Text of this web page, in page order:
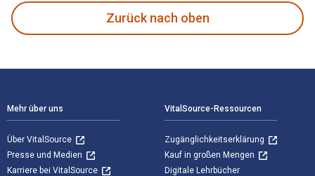
Zurück nach oben
Mehr über uns
Über VitalSource
Presse und Medien
Karriere bei VitalSource
VitalSource-Ressourcen
Zugänglichkeitserklärung
Kauf in großen Mengen
Digitale Lehrbücher